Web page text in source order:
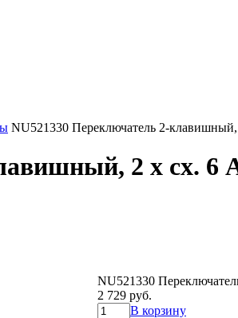
NU521330 Переключатель 2-
2 х сх.
NU521330
2 729 руб.
В корзину